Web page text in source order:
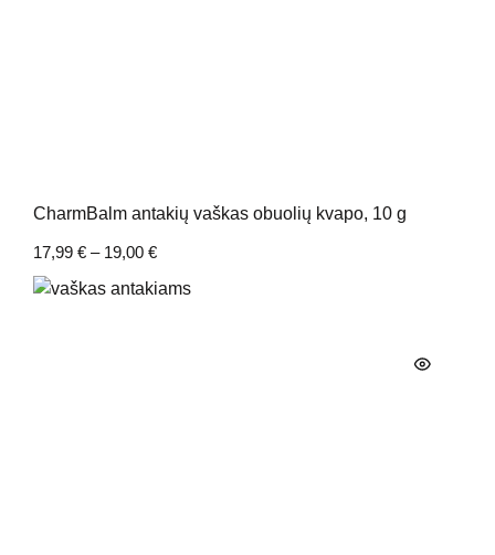
CharmBalm antakių vaškas obuolių kvapo, 10 g
17,99 € – 19,00 €